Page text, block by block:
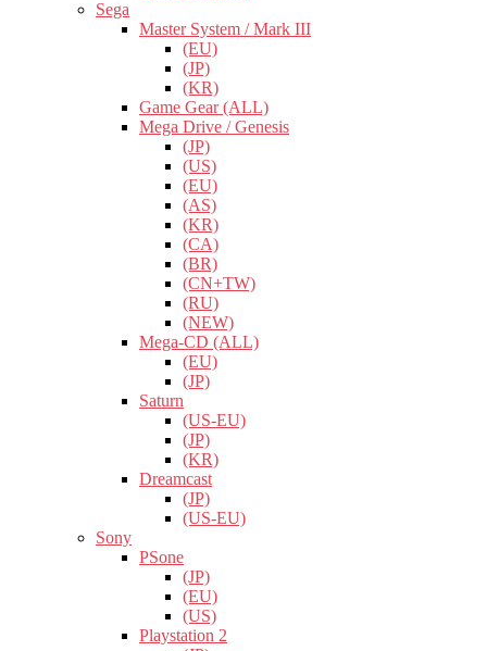
Sega
Master System / Mark III
(EU)
(JP)
(KR)
Game Gear (ALL)
Mega Drive / Genesis
(JP)
(US)
(EU)
(AS)
(KR)
(CA)
(BR)
(CN+TW)
(RU)
(NEW)
Mega-CD (ALL)
(EU)
(JP)
Saturn
(US-EU)
(JP)
(KR)
Dreamcast
(JP)
(US-EU)
Sony
PSone
(JP)
(EU)
(US)
Playstation 2